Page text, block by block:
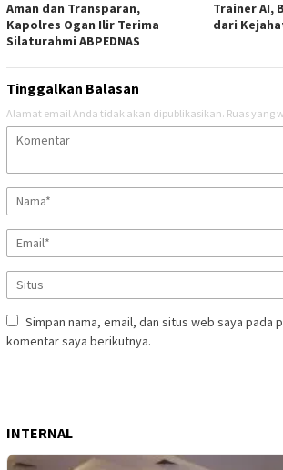
Aman dan Transparan,
Kapolres Ogan Ilir Terima
Silaturahmi ABPEDNAS
Trainer AI,
dari
Tinggalkan Balasan
Alamat email Anda tidak akan dipublikasikan. Ruas yang
Simpan nama, email, dan situs web saya pada
komentar saya berikutnya.
INTERNAL